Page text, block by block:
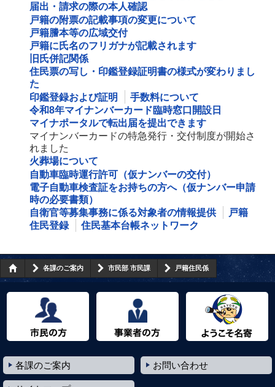
届出・請求の際の本人確認
戸籍の附票の記載事項の変更について
戸籍謄本等の広域交付
戸籍に氏名のフリガナが記載されます
旧氏併記関係
住民票の写し・印鑑登録証明書の様式が変わりまし
た
印鑑登録および証明
手数料について
令和8年マイナンバーカード臨時窓口開設日
マイナポータルで転出届を提出できます
マイナンバーカードの特急発行・交付制度が開始さ
れました
火葬場について
自動車臨時運行許可（仮ナンバーの交付）
電子自動車検査証をお持ちの方へ（仮ナンバー申請
時の必要書類）
自衛官等募集事務に係る対象者の情報提供
戸籍
住民登録
住民基本台帳ネットワーク
各課のご案内 市民部 市民課 戸籍住民係
各課のご案内 お問い合わせ